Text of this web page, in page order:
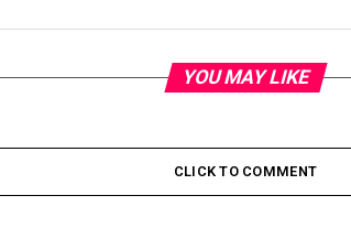
YOU MAY LIKE
CLICK TO COMMENT